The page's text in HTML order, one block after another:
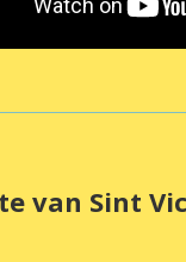
van Sint